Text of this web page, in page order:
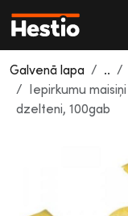
Galvenā lapa ..
Iepirkumu
dzelteni, 100gab